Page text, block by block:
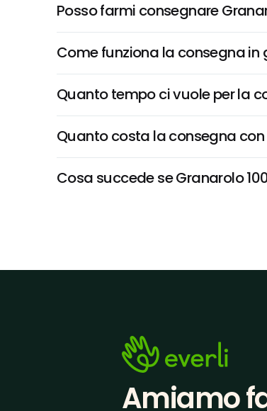
Posso farmi consegnare
Come funziona la consegna in
Quanto tempo ci vuole per la
Quanto costa la consegna con
Cosa succede se Granarolo
Amiamo